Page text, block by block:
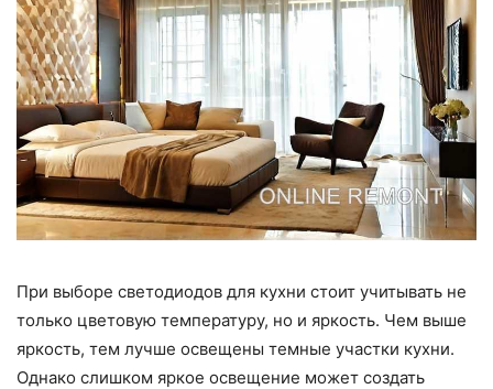
При выборе светодиодов для кухни стоит учитывать не
только цветовую температуру, но и яркость. Чем выше
яркость, тем лучше освещены темные участки кухни.
Однако слишком яркое освещение может создать